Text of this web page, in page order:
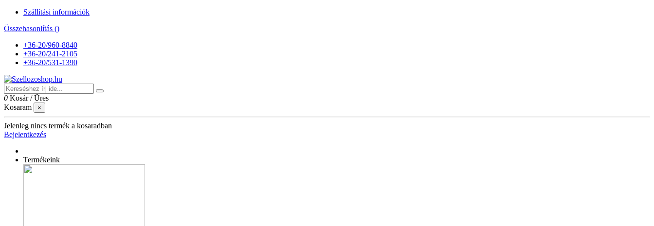
Szállítási információk
Összehasonlítás ()
+36-20/960-8840
+36-20/241-2105
+36-20/531-1390
0 Kosár /Üres
Kosaram
×
Jelenleg nincs termék a kosaradban
Bejelentkezés
Termékeink